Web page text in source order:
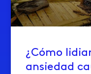
¿Cómo
ansiedad